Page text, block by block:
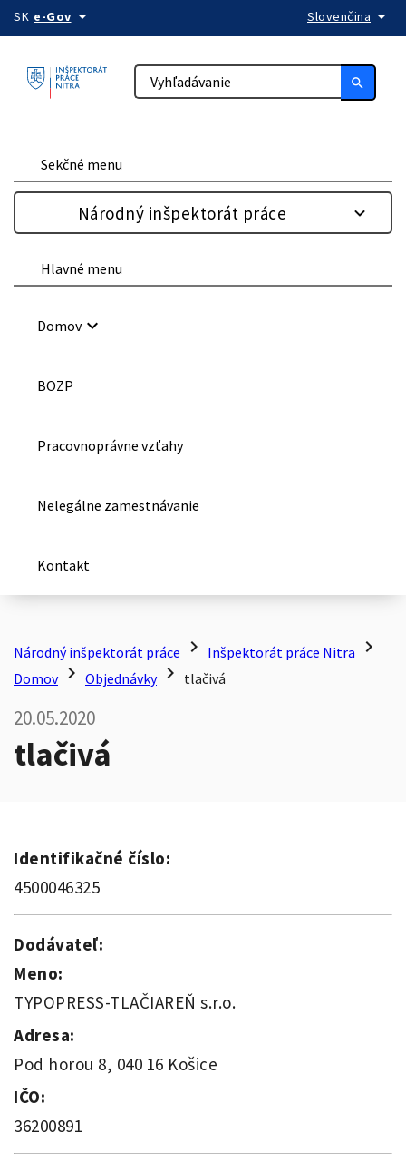
Preskočiť na obsah
SK e-Govarrow_drop_down Slovenčina arrow_drop_down
search
Sekčné menu
Národný inšpektorát práce
Hlavné menu
Domovkeyboard_arrow_down
BOZP
Pracovnoprávne vzťahy
Nelegálne zamestnávanie
Kontakt
Národný inšpektorát práce chevron_right Inšpektorát práce Nitra chevron_right
Domov chevron_right Objednávky chevron_right tlačivá
20.05.2020
tlačivá
Identifikačné číslo:
4500046325
Dodávateľ:
Meno:
TYPOPRESS-TLAČIAREŇ s.r.o.
Adresa:
Pod horou 8, 040 16 Košice
IČO:
36200891